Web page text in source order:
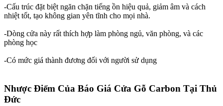
-Cấu trúc đặt biệt ngăn chặn tiếng ồn hiệu quả, giảm âm và cách
nhiệt tốt, tạo không gian yên tĩnh cho mọi nhà.
-Dòng cửa này rất thích hợp làm phòng ngủ, văn phòng, và các
phòng học
-Có mức giá thành đương đối với người sử dụng
Nhược Điểm Của Báo Giá Cửa Gỗ Carbon Tại Thủ
Đức